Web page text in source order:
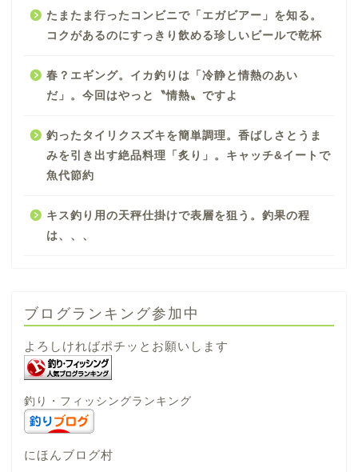
たまたま行ったコンビニで「エガビアー」を知る。
コクがあるのにすっきり飲める珍しいビールで乾杯
春？エギング。イカ釣りは「冷静と情熱のあい
だ」。今回はやっと〝情熱〟ですよ
釣ったタイリクスズキを簡単調理。香ばしさとうま
みを引き出す絶品料理「炙り」。キャッチ&イートで
魚代節約
キス釣り用の天秤仕掛けで表層を狙う。釣果の程
は、、、
ブログランキング参加中
よろしければポチッとお願いします
釣り・フィッシングランキング
にほんブログ村